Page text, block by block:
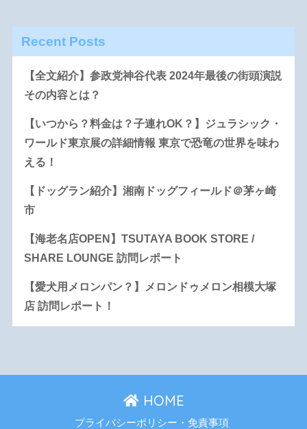
Recent Posts
【全文紹介】参政党神谷代表 2024年最後の街頭演説
その内容とは？
【いつから？料金は？子連れOK？】ジュラシック・
ワールド東京展の詳細情報 東京で恐竜の世界を味わ
える！
【ドッグラン紹介】湘南ドッグフィールド＠茅ヶ崎
市
【海老名店OPEN】TSUTAYA BOOK STORE /
SHARE LOUNGE 訪問レポート
【愛犬用メロンパン？】メロンドゥメロン相模大塚
店 訪問レポート！
HOME
プライバシーポリシー・免責事項